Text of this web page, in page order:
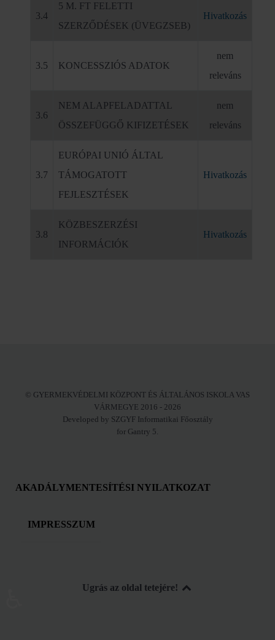
3.4
5 M. FT FELETTI
SZERZŐDÉSEK (ÜVEGZSEB)
Hivatkozás
3.5 KONCESSZIÓS ADATOK
nem
releváns
3.6
NEM ALAPFELADATTAL
ÖSSZEFÜGGŐ KIFIZETÉSEK
nem
releváns
3.7
EURÓPAI UNIÓ ÁLTAL
TÁMOGATOTT
FEJLESZTÉSEK
Hivatkozás
3.8
KÖZBESZERZÉSI
INFORMÁCIÓK
Hivatkozás
© GYERMEKVÉDELMI KÖZPONT ÉS ÁLTALÁNOS ISKOLA VAS
VÁRMEGYE 2016 - 2026
Developed by SZGYF Informatikai Főosztály
for Gantry 5.
AKADÁLYMENTESÍTÉSI NYILATKOZAT
IMPRESSZUM
Ugrás az oldal tetejére!